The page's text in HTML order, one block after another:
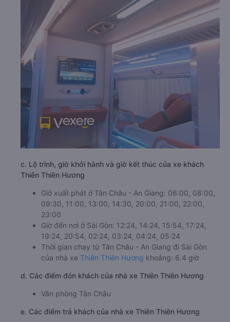
c. Lộ trình, giờ khởi hành và giờ kết thúc của xe khách
Thiên Thiên Hương
Giờ xuất phát ở Tân Châu - An Giang: 06:00, 08:00,
09:30, 11:00, 13:00, 14:30, 20:00, 21:00, 22:00,
23:00
Giờ đến nơi ở Sài Gòn: 12:24, 14:24, 15:54, 17:24,
19:24, 20:54, 02:24, 03:24, 04:24, 05:24
Thời gian chạy từ Tân Châu - An Giang đi Sài Gòn
của nhà xe Thiên Thiên Hương khoảng: 6.4 giờ
d. Các điểm đón khách của nhà xe Thiên Thiên Hương
Văn phòng Tân Châu
e. Các điểm trả khách của nhà xe Thiên Thiên Hương